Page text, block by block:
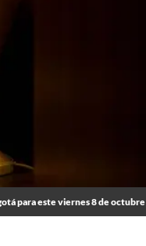
para este viernes 8 de octubre